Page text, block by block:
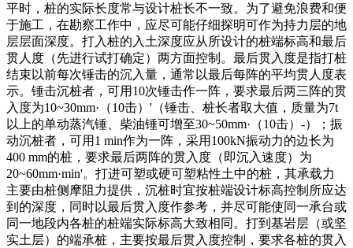
平时，桩的实际长度常与设计桩长不一致。为了避免浪费和便
于施工，在勘察工作中，应尽可能仔细探明可作为持力层的地
层层面深度。打入桩的入土深度应从所设计的桩端标高和最后
贯人度（先进行试打确定）两方面控制。最后贯入度是指打桩
结束以前每次锤击的沉入量，通常以最后每阵的平均贯人度表
示。锤击沉桩者，可用10次锤击作一阵，要求最后两三阵的贯
入度为10~30mm·（10击）'（锤击、桩长者取大值，质量为7t
以上的单动蒸汽锤、柴油锤可增至30~50mm·（10击）-）；振
动沉桩者，可用1 min作为一阵，采用100kN振动力的边长为
400 mm的桩，要求最后两阵的贯入度（即沉入速度）为
20~60mm·min'。打进可塑或硬可塑粘性土中的桩，其承载力
主要由桩侧摩阻力提供，沉桩时宜按桩端设计标高控制所应达
到的深度，同时以最后贯入度作参考，并尽可能使同一承台或
同一地段内各桩的桩端实际标高大致相同。打到基岩层（或坚
实土层）的端承桩，主要按最后贯入度控制，要求各桩的贯入